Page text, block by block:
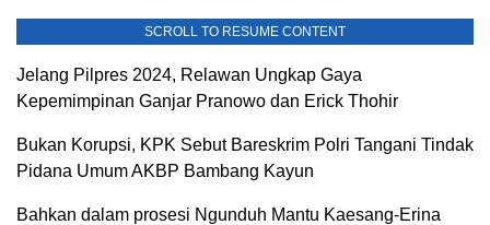
SCROLL TO RESUME CONTENT
Jelang Pilpres 2024, Relawan Ungkap Gaya
Kepemimpinan Ganjar Pranowo dan Erick Thohir
Bukan Korupsi, KPK Sebut Bareskrim Polri Tangani Tindak
Pidana Umum AKBP Bambang Kayun
Bahkan dalam prosesi Ngunduh Mantu Kaesang-Erina